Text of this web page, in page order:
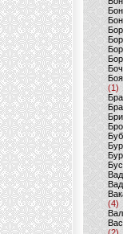
(1)
(4)